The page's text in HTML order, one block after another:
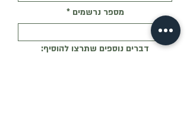
מספר נרשמים
דברים נוספים שתרצו להוסיף: